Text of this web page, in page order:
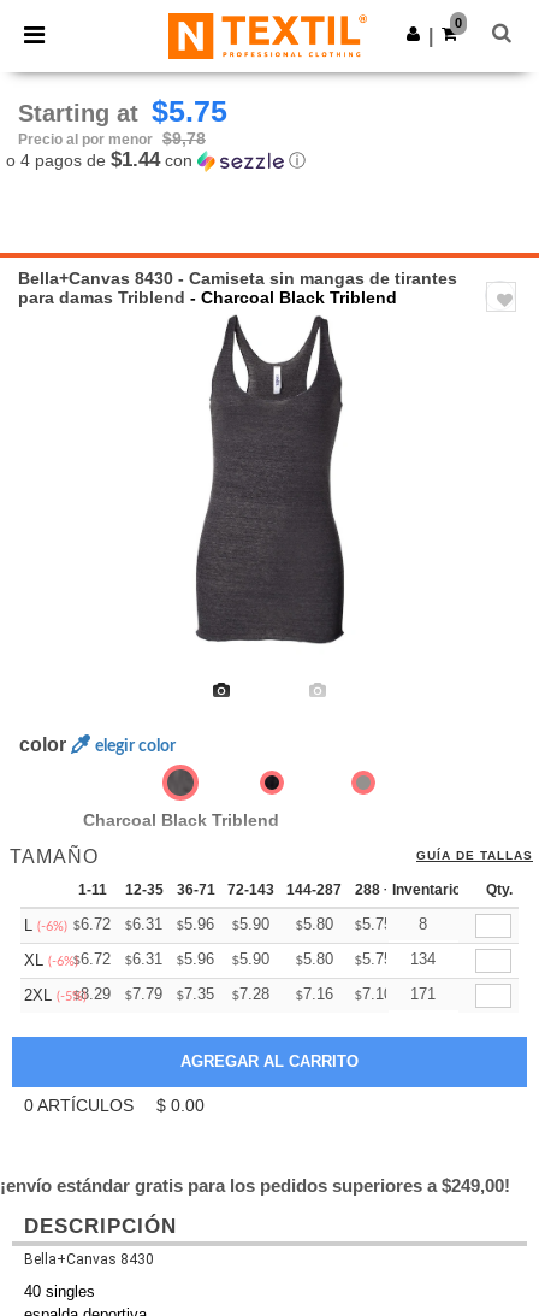
× App de Ntextil
¡Mejores precios en app!
Descargar app
0
Starting at $5.75
Precio al por menor $9,78
o 4 pagos de $1.44con ⓘ
Bella+Canvas 8430 - Camiseta sin mangas de tirantes
para damas Triblend - Charcoal Black Triblend
color elegir color
Charcoal Black Triblend
TAMAÑO GUÍA DE TALLAS
1-11 12-35 36-71 72-143 144-287 288 + Más
Inventario Qty.
L (-6%) $6.72 $6.31 $5.96 $5.90 $5.80 $5.75 +
8
XL (-6%)$6.72 $6.31 $5.96 $5.90 $5.80 $5.75 +
134
2XL (-5%)
$8.29 $7.79 $7.35 $7.28 $7.16 $7.10 +
171
0ARTÍCULOS $ 0.00
¡envío estándar gratis para los pedidos superiores a $249,00!
DESCRIPCIÓN
Bella+Canvas 8430
40 singles